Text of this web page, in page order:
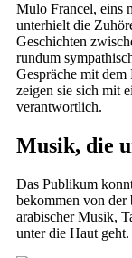
Mulo Francel, eins
unterhielt die
Geschichten
rundum
Gespräche mit
zeigen sie sich mit
verantwortlich.
Musik, die
Das Publikum
bekommen von der
arabischer Musik,
unter die Haut geht.